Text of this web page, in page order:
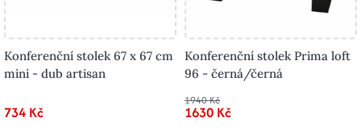
Konferenční stolek 67 x 67 cm
mini - dub artisan
734 Kč
Konferenční stolek Prima loft
96 - černá/černá
1940 Kč
1630 Kč